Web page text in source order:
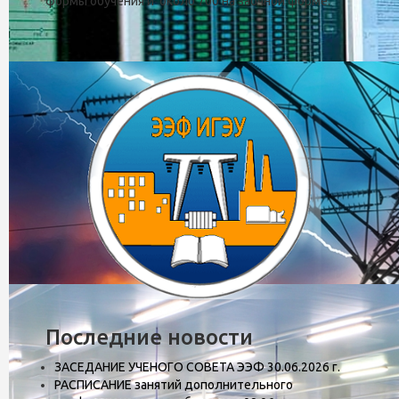
Кафедра автоматического
Последние новости
ЗАСЕДАНИЕ УЧЕНОГО СОВЕТА ЭЭФ 30.06.2026 г.
РАСПИСАНИЕ занятий дополнительного